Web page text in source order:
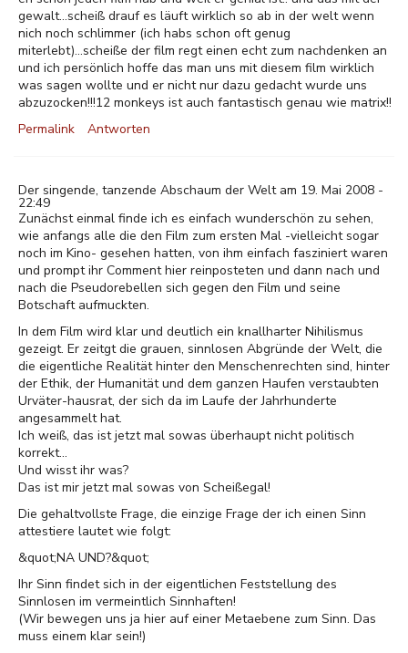
gewalt...scheiß drauf es läuft wirklich so ab in der welt wenn
nich noch schlimmer (ich habs schon oft genug
miterlebt)...scheiße der film regt einen echt zum nachdenken an
und ich persönlich hoffe das man uns mit diesem film wirklich
was sagen wollte und er nicht nur dazu gedacht wurde uns
abzuzocken!!!12 monkeys ist auch fantastisch genau wie matrix!!
Permalink
Antworten
Der singende, tanzende Abschaum der Welt am 19. Mai 2008 -
22:49
Zunächst einmal finde ich es einfach wunderschön zu sehen,
wie anfangs alle die den Film zum ersten Mal -vielleicht sogar
noch im Kino- gesehen hatten, von ihm einfach fasziniert waren
und prompt ihr Comment hier reinposteten und dann nach und
nach die Pseudorebellen sich gegen den Film und seine
Botschaft aufmuckten.
In dem Film wird klar und deutlich ein knallharter Nihilismus
gezeigt. Er zeitgt die grauen, sinnlosen Abgründe der Welt, die
die eigentliche Realität hinter den Menschenrechten sind, hinter
der Ethik, der Humanität und dem ganzen Haufen verstaubten
Urväter-hausrat, der sich da im Laufe der Jahrhunderte
angesammelt hat.
Ich weiß, das ist jetzt mal sowas überhaupt nicht politisch
korrekt...
Und wisst ihr was?
Das ist mir jetzt mal sowas von Scheißegal!
Die gehaltvollste Frage, die einzige Frage der ich einen Sinn
attestiere lautet wie folgt:
&quot;NA UND?&quot;
Ihr Sinn findet sich in der eigentlichen Feststellung des
Sinnlosen im vermeintlich Sinnhaften!
(Wir bewegen uns ja hier auf einer Metaebene zum Sinn. Das
muss einem klar sein!)